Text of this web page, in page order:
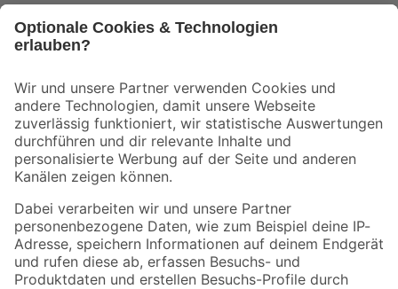
Der toom Newsletter: Keine Angebote und Aktionen mehr verpassen!
Zur Newsletter Anmeldung
Folge uns
Zahlungsarten Versandarten